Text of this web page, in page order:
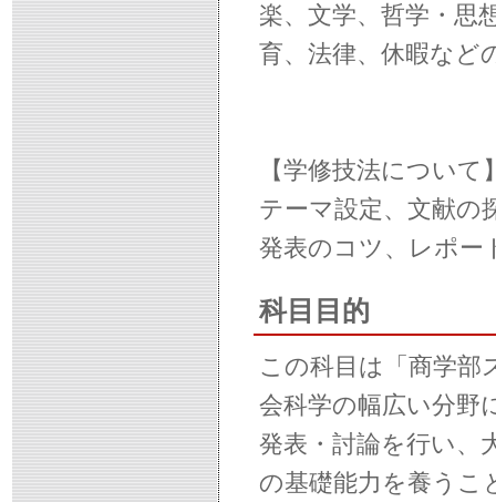
楽、文学、哲学・思
育、法律、休暇など
【学修技法について
テーマ設定、文献の
発表のコツ、レポー
科目目的
この科目は「商学部
会科学の幅広い分野
発表・討論を行い、
の基礎能力を養うこ